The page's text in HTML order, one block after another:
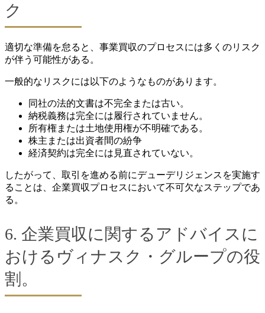
ク
適切な準備を怠ると、事業買収のプロセスには多くのリスク
が伴う可能性がある。
一般的なリスクには以下のようなものがあります。
同社の法的文書は不完全または古い。
納税義務は完全には履行されていません。
所有権または土地使用権が不明確である。
株主または出資者間の紛争
経済契約は完全には見直されていない。
したがって、取引を進める前にデューデリジェンスを実施す
ることは、企業買収プロセスにおいて不可欠なステップであ
る。
6. 企業買収に関するアドバイスに
おけるヴィナスク・グループの役
割。